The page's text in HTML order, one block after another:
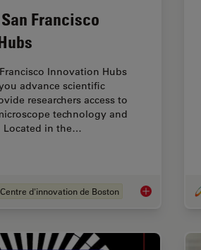
(Fruit Fly) Research
Francisco
Innovation Hubs
advance scientific
researchers access to
technology and
Located in the…
Centre d'innovation de Boston Boston and